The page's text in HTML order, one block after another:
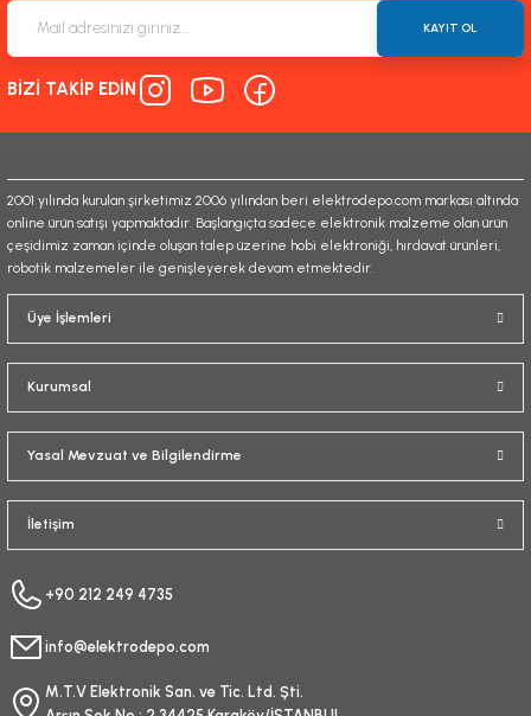
Ürün açıklamasında eksik bilgiler bulunuyor.
Ürün bilgilerinde hatalar bulunuyor.
Ürün fiyatı diğer sitelerden daha pahalı.
Gönder
KAYIT OL
BİZİ TAKİP EDİN
2001 yılında kurulan şirketimiz 2006 yılından beri elektrodepo.com markası altında
online ürün satışı yapmaktadır. Başlangıçta sadece elektronik malzeme olan ürün
çeşidimiz zaman içinde oluşan talep üzerine hobi elektroniği, hırdavat ürünleri,
robotik malzemeler ile genişleyerek devam etmektedir.
Üye İşlemleri
Kurumsal
Yasal Mevzuat ve Bilgilendirme
İletişim
+90 212 249 4735
info@elektrodepo.com
M.T.V Elektronik San. ve Tic. Ltd. Şti.